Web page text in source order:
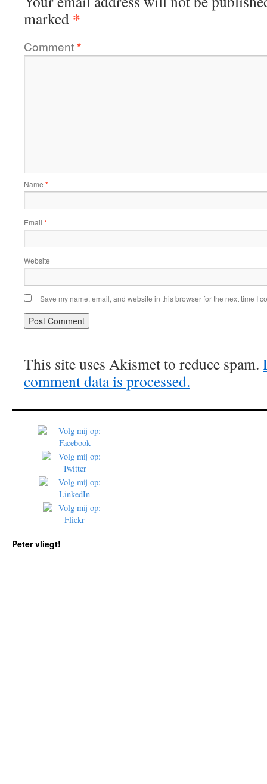
marked *
Comment*
Name *
Email *
Website
Save my name, email, and website in this browser for the next time I
This site uses Akismet to reduce spam.
comment data is processed.
Peter vliegt!